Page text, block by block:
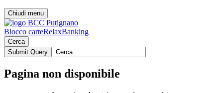
Chiudi menu
Blocco carteRelaxBanking
Cerca
Pagina non disponibile